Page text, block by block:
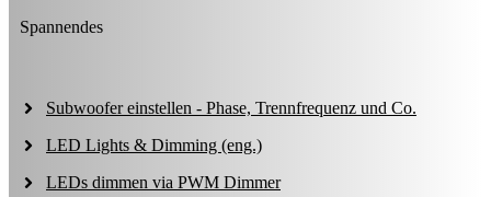
Spannendes
Subwoofer einstellen - Phase, Trennfrequenz und Co.
LED Lights & Dimming (eng.)
LEDs dimmen via PWM Dimmer